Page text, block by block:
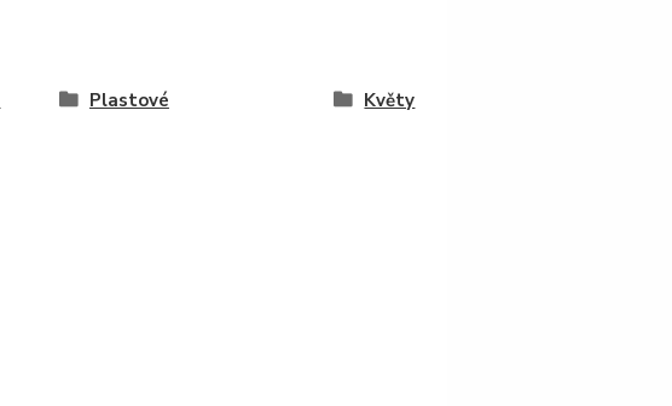
Plastové Květy